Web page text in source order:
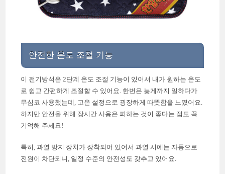
안전한 온도 조절 기능
이 전기방석은 2단계 온도 조절 기능이 있어서 내가 원하는 온도
로 쉽고 간편하게 조절할 수 있어요. 한번은 늦게까지 일하다가
무심코 사용했는데, 고온 설정으로 굉장하게 따뜻함을 느꼈어요.
하지만 안전을 위해 장시간 사용은 피하는 것이 좋다는 점도 꼭
기억해 주세요!
특히, 과열 방지 장치가 장착되어 있어서 과열 시에는 자동으로
전원이 차단되니, 일정 수준의 안전성도 갖추고 있어요.